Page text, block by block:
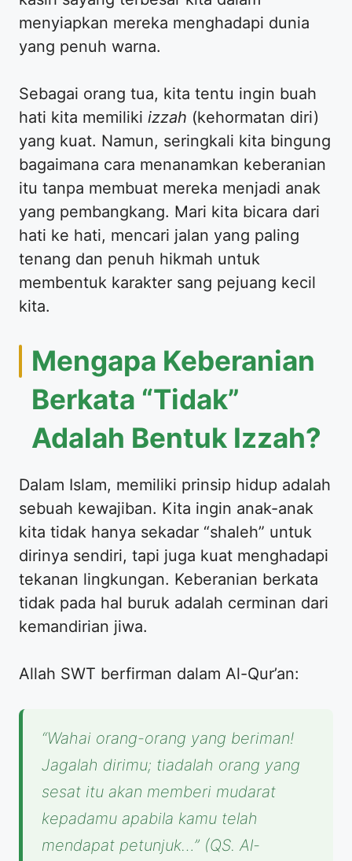
menyiapkan mereka menghadapi dunia
yang penuh warna.
​Sebagai orang tua, kita tentu ingin buah
hati kita memiliki izzah (kehormatan diri)
yang kuat. Namun, seringkali kita bingung
bagaimana cara menanamkan keberanian
itu tanpa membuat mereka menjadi anak
yang pembangkang. Mari kita bicara dari
hati ke hati, mencari jalan yang paling
tenang dan penuh hikmah untuk
membentuk karakter sang pejuang kecil
kita.
​Mengapa Keberanian
Berkata “Tidak”
Adalah Bentuk Izzah?
​Dalam Islam, memiliki prinsip hidup adalah
sebuah kewajiban. Kita ingin anak-anak
kita tidak hanya sekadar “shaleh” untuk
dirinya sendiri, tapi juga kuat menghadapi
tekanan lingkungan. Keberanian berkata
tidak pada hal buruk adalah cerminan dari
kemandirian jiwa.
​Allah SWT berfirman dalam Al-Qur’an:
“Wahai orang-orang yang beriman!
Jagalah dirimu; tiadalah orang yang
sesat itu akan memberi mudarat
kepadamu apabila kamu telah
mendapat petunjuk…” (QS. Al-